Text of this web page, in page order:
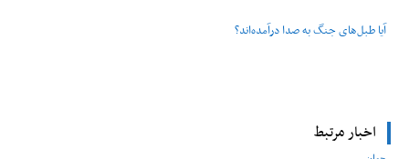
آیا طبل‌های جنگ به صدا درآمده‌اند؟
اخبار مرتبط